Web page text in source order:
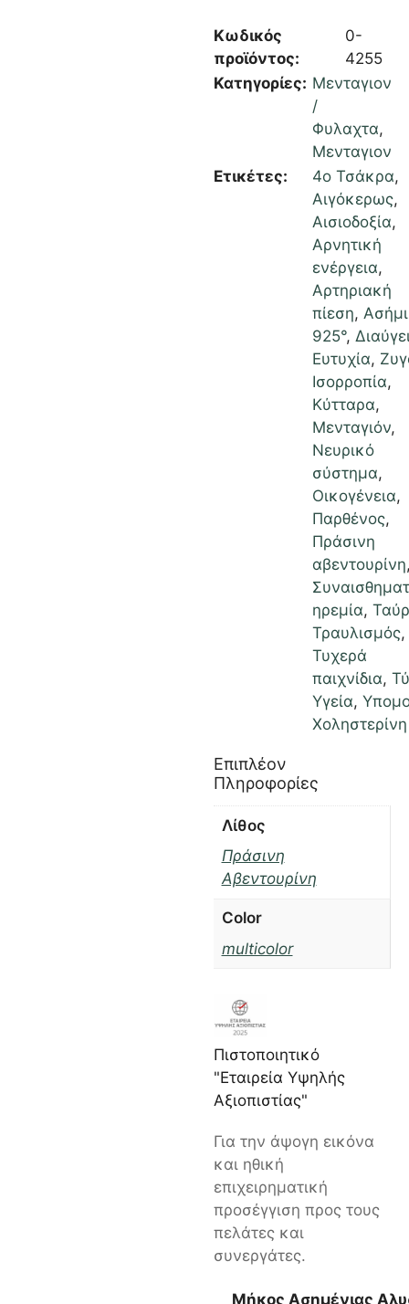
Κωδικός
προϊόντος:
0-
4255
Κατηγορίες: Μενταγιον
/
Φυλαχτα,
Μενταγιον
Ετικέτες:
4ο Τσάκρα,
Αιγόκερως,
Αισιοδοξία,
Αρνητική
ενέργεια,
Αρτηριακή
πίεση, Ασήμι
925°,
Ευτυχία,
Ισορροπία,
Κύτταρα,
Μενταγιόν,
Νευρικό
σύστημα,
Οικογένεια,
Παρθένος,
Πράσινη
αβεντουρίνη
ηρεμία,
Τραυλισμός,
Τυχερά
παιχνίδια,
Υγεία,
Χοληστερίνη
Επιπλέον
Πληροφορίες
Λίθος
Πράσινη
Αβεντουρίνη
Color
multicolor
Πιστοποιητικό
"Εταιρεία Υψηλής
Αξιοπιστίας"
Για την άψογη εικόνα
και ηθική
επιχειρηματική
προσέγγιση προς τους
πελάτες και
συνεργάτες.
Μήκος Ασημένιας